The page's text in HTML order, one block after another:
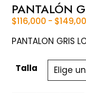
PANTALÓN
$116,000 - $
PANTALON GRIS
Talla